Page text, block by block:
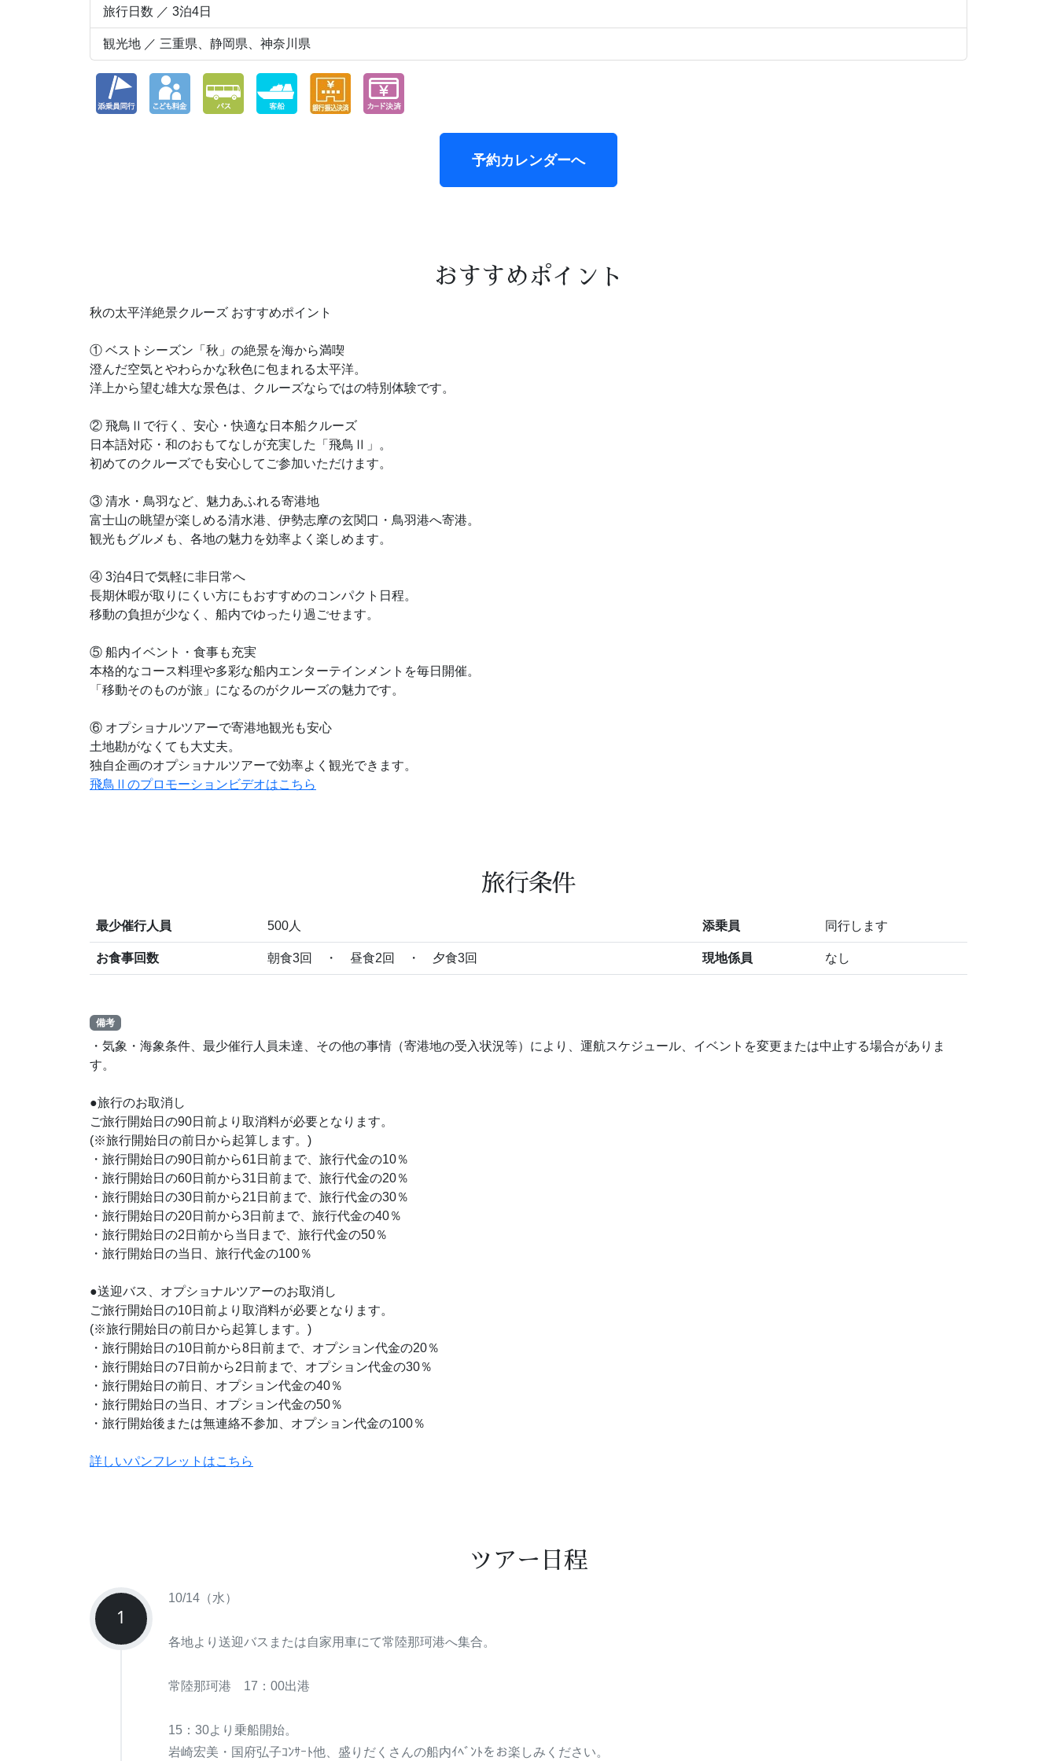
旅行日数 ／ 3泊4日
観光地 ／ 三重県、静岡県、神奈川県
予約カレンダーへ
おすすめポイント
秋の太平洋絶景クルーズ おすすめポイント
① ベストシーズン「秋」の絶景を海から満喫
澄んだ空気とやわらかな秋色に包まれる太平洋。
洋上から望む雄大な景色は、クルーズならではの特別体験です。
② 飛鳥Ⅱで行く、安心・快適な日本船クルーズ
日本語対応・和のおもてなしが充実した「飛鳥Ⅱ」。
初めてのクルーズでも安心してご参加いただけます。
③ 清水・鳥羽など、魅力あふれる寄港地
富士山の眺望が楽しめる清水港、伊勢志摩の玄関口・鳥羽港へ寄港。
観光もグルメも、各地の魅力を効率よく楽しめます。
④ 3泊4日で気軽に非日常へ
長期休暇が取りにくい方にもおすすめのコンパクト日程。
移動の負担が少なく、船内でゆったり過ごせます。
⑤ 船内イベント・食事も充実
本格的なコース料理や多彩な船内エンターテインメントを毎日開催。
「移動そのものが旅」になるのがクルーズの魅力です。
⑥ オプショナルツアーで寄港地観光も安心
土地勘がなくても大丈夫。
独自企画のオプショナルツアーで効率よく観光できます。
飛鳥Ⅱのプロモーションビデオはこちら
旅行条件
最少催行人員 500人 添乗員 同行します
お食事回数 朝食3回 ・ 昼食2回 ・ 夕食3回 現地係員 なし
備考
・気象・海象条件、最少催行人員未達、その他の事情（寄港地の受入状況等）により、運航スケジュール、イベントを変更または中止する場合がありま
す。
●旅行のお取消し
ご旅行開始日の90日前より取消料が必要となります。
(※旅行開始日の前日から起算します。)
・旅行開始日の90日前から61日前まで、旅行代金の10％
・旅行開始日の60日前から31日前まで、旅行代金の20％
・旅行開始日の30日前から21日前まで、旅行代金の30％
・旅行開始日の20日前から3日前まで、旅行代金の40％
・旅行開始日の2日前から当日まで、旅行代金の50％
・旅行開始日の当日、旅行代金の100％
●送迎バス、オプショナルツアーのお取消し
ご旅行開始日の10日前より取消料が必要となります。
(※旅行開始日の前日から起算します。)
・旅行開始日の10日前から8日前まで、オプション代金の20％
・旅行開始日の7日前から2日前まで、オプション代金の30％
・旅行開始日の前日、オプション代金の40％
・旅行開始日の当日、オプション代金の50％
・旅行開始後または無連絡不参加、オプション代金の100％
詳しいパンフレットはこちら
ツアー日程
1
10/14（水）
各地より送迎バスまたは自家用車にて常陸那珂港へ集合。
常陸那珂港 17：00出港
15：30より乗船開始。
岩崎宏美・国府弘子ｺﾝｻｰﾄ他、盛りだくさんの船内ｲﾍﾞﾝﾄをお楽しみください。